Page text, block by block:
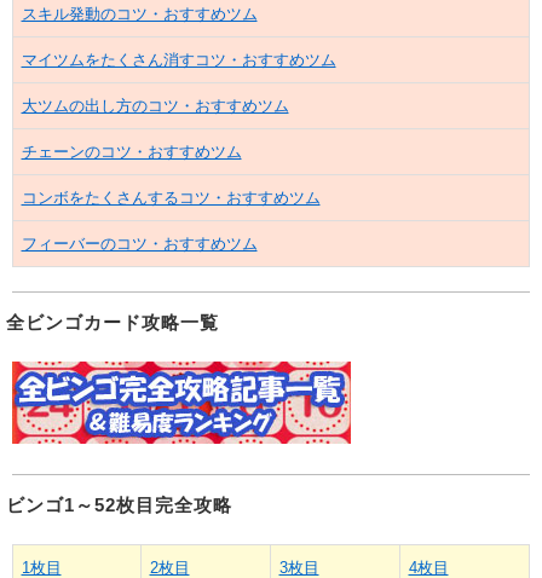
スキル発動のコツ・おすすめツム
マイツムをたくさん消すコツ・おすすめツム
大ツムの出し方のコツ・おすすめツム
チェーンのコツ・おすすめツム
コンボをたくさんするコツ・おすすめツム
フィーバーのコツ・おすすめツム
全ビンゴカード攻略一覧
ビンゴ1～52枚目完全攻略
1枚目 2枚目 3枚目 4枚目